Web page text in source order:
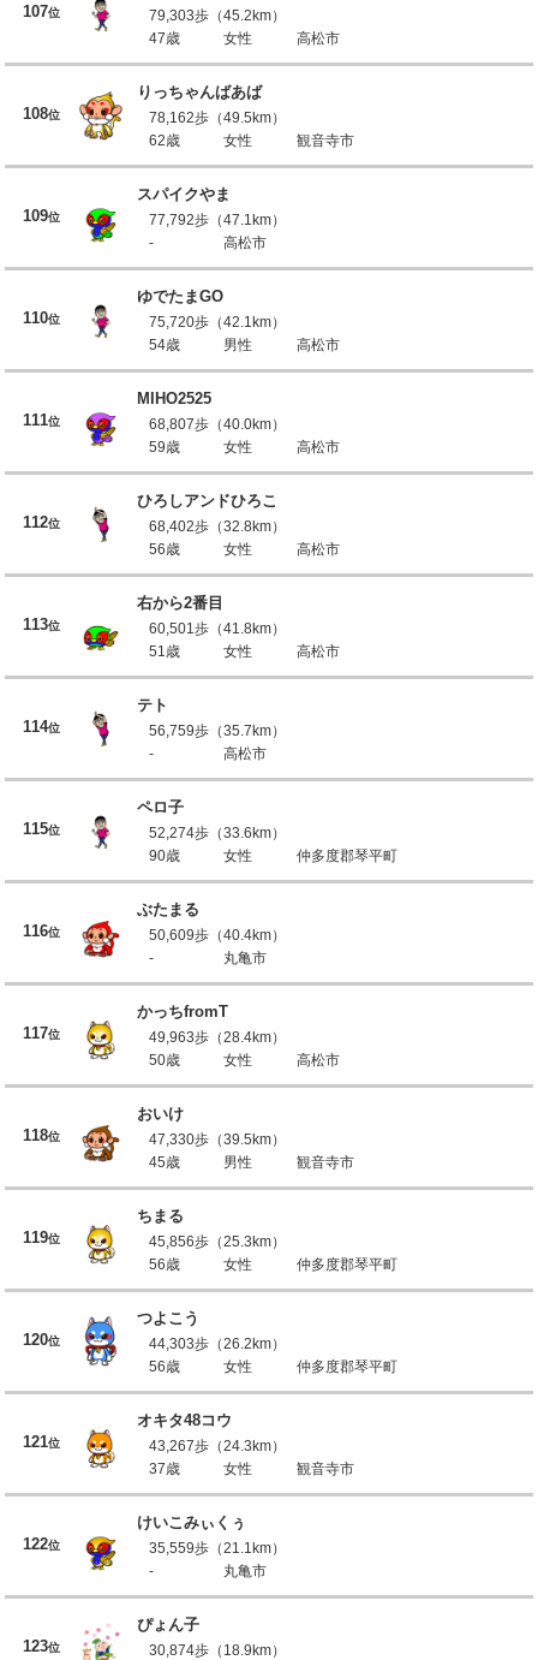
107位
79,303歩（45.2km）
47歳
女性 高松市
108位
りっちゃんばあば
78,162歩（49.5km）
62歳
女性 観音寺市
109位
スパイクやま
77,792歩（47.1km）
-
高松市
110位
ゆでたまGO
75,720歩（42.1km）
54歳
男性 高松市
111位
MIHO2525
68,807歩（40.0km）
59歳
女性 高松市
112位
ひろしアンドひろこ
68,402歩（32.8km）
56歳
女性 高松市
113位
右から2番目
60,501歩（41.8km）
51歳
女性 高松市
114位
テト
56,759歩（35.7km）
-
高松市
115位
ペロ子
52,274歩（33.6km）
90歳
女性 仲多度郡琴平町
116位
ぶたまる
50,609歩（40.4km）
-
丸亀市
117位
かっちfromT
49,963歩（28.4km）
50歳
女性 高松市
118位
おいけ
47,330歩（39.5km）
45歳
男性 観音寺市
119位
ちまる
45,856歩（25.3km）
56歳
女性 仲多度郡琴平町
120位
つよこう
44,303歩（26.2km）
56歳
女性 仲多度郡琴平町
121位
オキタ48コウ
43,267歩（24.3km）
37歳
女性 観音寺市
122位
けいこみぃくぅ
35,559歩（21.1km）
-
丸亀市
123位
ぴょん子
30,874歩（18.9km）